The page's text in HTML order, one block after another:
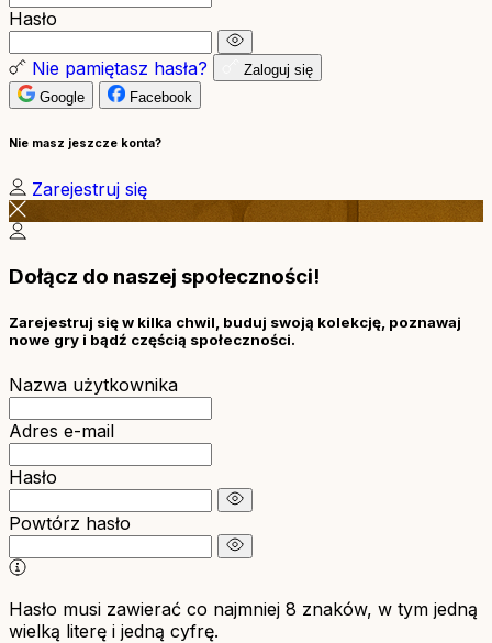
Hasło
Nie pamiętasz hasła?
Zaloguj się
Google
Facebook
Nie masz jeszcze konta?
Zarejestruj się
Dołącz do naszej społeczności!
Zarejestruj się w kilka chwil, buduj swoją kolekcję, poznawaj
nowe gry i bądź częścią społeczności.
Nazwa użytkownika
Adres e-mail
Hasło
Powtórz hasło
Hasło musi zawierać co najmniej 8 znaków, w tym jedną
wielką literę i jedną cyfrę.